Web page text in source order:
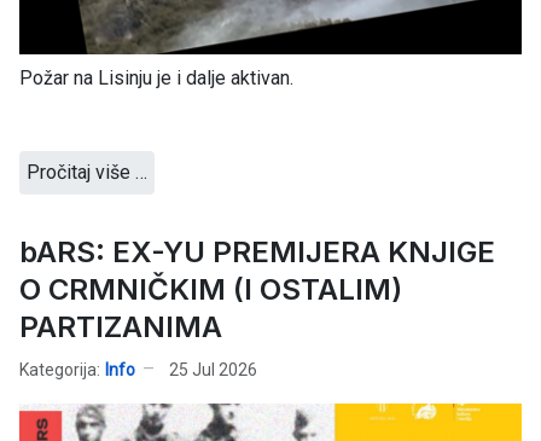
Požar na Lisinju je i dalje aktivan.
Pročitaj više …
bARS: EX-YU PREMIJERA KNJIGE
O CRMNIČKIM (I OSTALIM)
PARTIZANIMA
Kategorija: Info 25 Jul 2026